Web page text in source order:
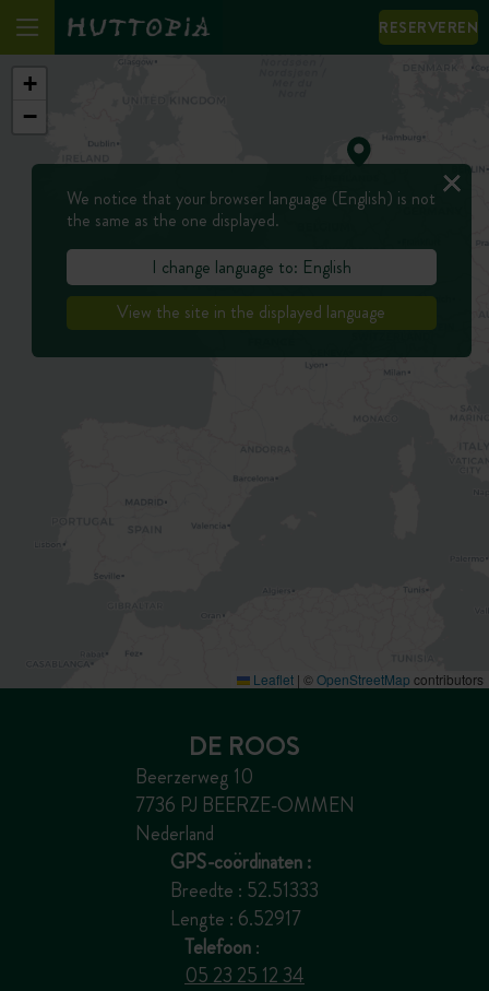
RESERVEREN
+
−
Leaflet | ©OpenStreetMap contributors
DE ROOS
Beerzerweg 10
7736 PJ BEERZE-OMMEN
Nederland
GPS-coördinaten :
Breedte : 52.51333
Lengte : 6.52917
Telefoon:
05 23 25 12 34
We notice that your browser language (English) is not
the same as the one displayed.
I change language to: English
View the site in the displayed language